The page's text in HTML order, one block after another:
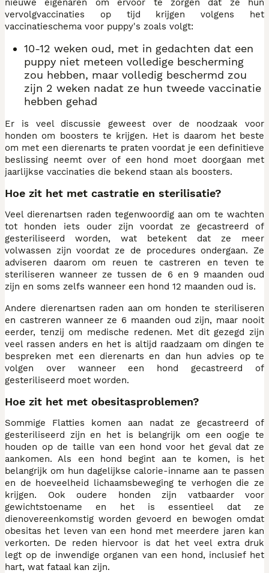
vervolgvaccinaties op tijd krijgen volgens het
vaccinatieschema voor puppy's zoals volgt:
10-12 weken oud, met in gedachten dat een
puppy niet meteen volledige bescherming
zou hebben, maar volledig beschermd zou
zijn 2 weken nadat ze hun tweede vaccinatie
hebben gehad
Er is veel discussie geweest over de noodzaak voor
honden om boosters te krijgen. Het is daarom het beste
om met een dierenarts te praten voordat je een definitieve
beslissing neemt over of een hond moet doorgaan met
jaarlijkse vaccinaties die bekend staan als boosters.
Hoe zit het met castratie en sterilisatie?
Veel dierenartsen raden tegenwoordig aan om te wachten
tot honden iets ouder zijn voordat ze gecastreerd of
gesteriliseerd worden, wat betekent dat ze meer
volwassen zijn voordat ze de procedures ondergaan. Ze
adviseren daarom om reuen te castreren en teven te
steriliseren wanneer ze tussen de 6 en 9 maanden oud
zijn en soms zelfs wanneer een hond 12 maanden oud is.
Andere dierenartsen raden aan om honden te steriliseren
en castreren wanneer ze 6 maanden oud zijn, maar nooit
eerder, tenzij om medische redenen. Met dit gezegd zijn
veel rassen anders en het is altijd raadzaam om dingen te
bespreken met een dierenarts en dan hun advies op te
volgen over wanneer een hond gecastreerd of
gesteriliseerd moet worden.
Hoe zit het met obesitasproblemen?
Sommige Flatties komen aan nadat ze gecastreerd of
gesteriliseerd zijn en het is belangrijk om een oogje te
houden op de taille van een hond voor het geval dat ze
aankomen. Als een hond begint aan te komen, is het
belangrijk om hun dagelijkse calorie-inname aan te passen
en de hoeveelheid lichaamsbeweging te verhogen die ze
krijgen. Ook oudere honden zijn vatbaarder voor
gewichtstoename en het is essentieel dat ze
dienovereenkomstig worden gevoerd en bewogen omdat
obesitas het leven van een hond met meerdere jaren kan
verkorten. De reden hiervoor is dat het veel extra druk
legt op de inwendige organen van een hond, inclusief het
hart, wat fataal kan zijn.